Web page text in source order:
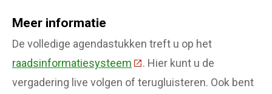
Meer informatie
De volledige agendastukken treft u op het
raadsinformatiesysteem (Deze link gaat naar een
. Hier kunt u de
vergadering live volgen of terugluisteren. Ook bent